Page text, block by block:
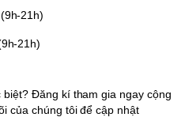
21h)
21h)
Đăng kí tham gia ngay cộng
của chúng tôi để cập nhật